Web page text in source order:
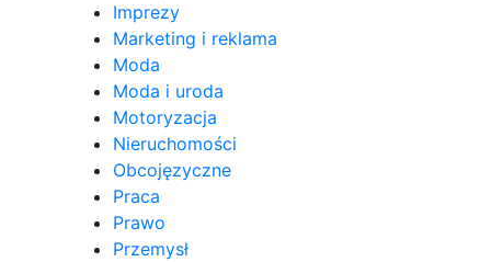
Imprezy
Marketing i reklama
Moda
Moda i uroda
Motoryzacja
Nieruchomości
Obcojęzyczne
Praca
Prawo
Przemysł